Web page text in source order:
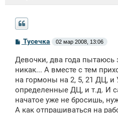
С
о
б
щ
н
и
Тусечка 02 мар 2008, 13:06
Девочки, два года пытаюсь
никак... А вместе с тем
на гормоны на 2, 5, 21 ДЦ, и
определенные ДЦ, и т.д. И
начатое уже не бросишь,
А как отпрашиваться на